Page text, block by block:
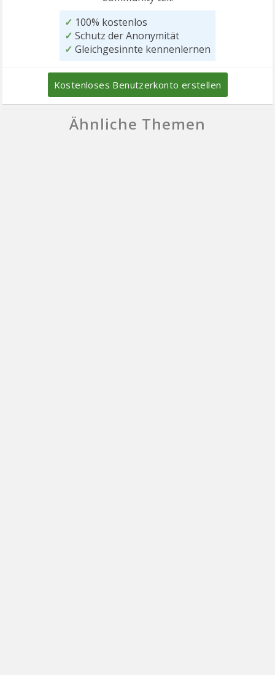
✓ 100% kostenlos
✓ Schutz der Anonymität
✓ Gleichgesinnte kennenlernen
Kostenloses Benutzerkonto erstellen
Ähnliche Themen